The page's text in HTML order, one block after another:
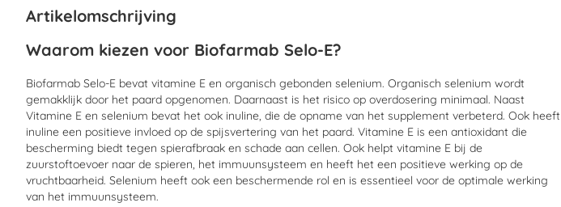
van
afbeeldingen-
Artikelomschrijving
Waarom kiezen voor Biofarmab Selo-E?
Biofarmab Selo-E bevat vitamine E en organisch gebonden selenium. Organisch selenium wordt
gemakklijk door het paard opgenomen. Daarnaast is het risico op overdosering minimaal. Naast
Vitamine E en selenium bevat het ook inuline, die de opname van het supplement verbeterd. Ook heeft
inuline een positieve invloed op de spijsvertering van het paard. Vitamine E is een antioxidant die
bescherming biedt tegen spierafbraak en schade aan cellen. Ook helpt vitamine E bij de
zuurstoftoevoer naar de spieren, het immuunsysteem en heeft het een positieve werking op de
vruchtbaarheid. Selenium heeft ook een beschermende rol en is essentieel voor de optimale werking
van het immuunsysteem.